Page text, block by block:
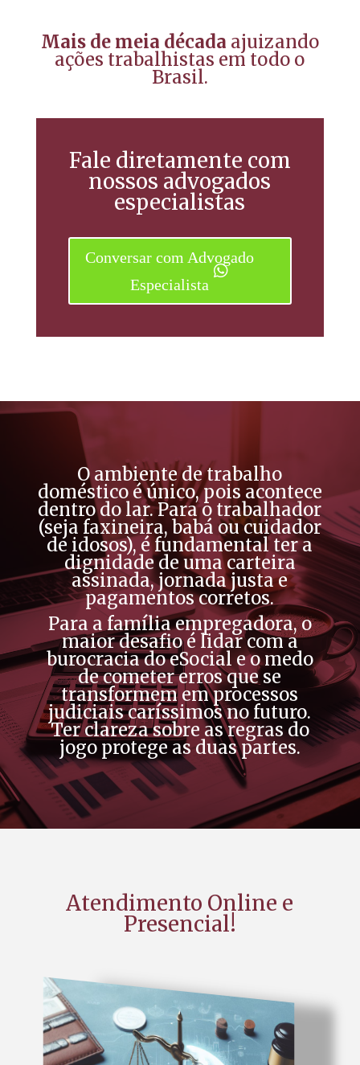
Mais de meia década ajuizando
ações trabalhistas em todo o
Brasil.
Fale diretamente com
nossos advogados
especialistas
Conversar com Advogado
Especialista
O ambiente de trabalho
doméstico é único, pois acontece
dentro do lar. Para o trabalhador
(seja faxineira, babá ou cuidador
de idosos), é fundamental ter a
dignidade de uma carteira
assinada, jornada justa e
pagamentos corretos.
Para a família empregadora, o
maior desafio é lidar com a
burocracia do eSocial e o medo
de cometer erros que se
transformem em processos
judiciais caríssimos no futuro.
Ter clareza sobre as regras do
jogo protege as duas partes.
Atendimento Online e
Presencial!